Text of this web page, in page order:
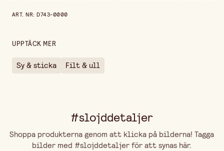
ART. NR:D743-0000
UPPTÄCK MER
Sy & sticka Filt & ull
#slojddetaljer
Shoppa produkterna genom att klicka på bilderna! Tagga
bilder med #slojddetaljer för att synas här.